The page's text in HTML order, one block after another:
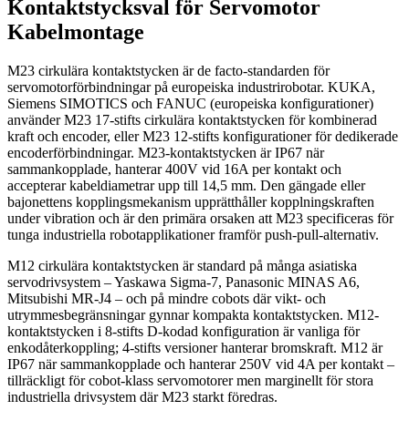
Kontaktstycksval för Servomotor
Kabelmontage
M23 cirkulära kontaktstycken är de facto-standarden för
servomotorförbindningar på europeiska industrirobotar. KUKA,
Siemens SIMOTICS och FANUC (europeiska konfigurationer)
använder M23 17-stifts cirkulära kontaktstycken för kombinerad
kraft och encoder, eller M23 12-stifts konfigurationer för dedikerade
encoderförbindningar. M23-kontaktstycken är IP67 när
sammankopplade, hanterar 400V vid 16A per kontakt och
accepterar kabeldiametrar upp till 14,5 mm. Den gängade eller
bajonettens kopplingsmekanism upprätthåller kopplningskraften
under vibration och är den primära orsaken att M23 specificeras för
tunga industriella robotapplikationer framför push-pull-alternativ.
M12 cirkulära kontaktstycken är standard på många asiatiska
servodrivsystem – Yaskawa Sigma-7, Panasonic MINAS A6,
Mitsubishi MR-J4 – och på mindre cobots där vikt- och
utrymmesbegränsningar gynnar kompakta kontaktstycken. M12-
kontaktstycken i 8-stifts D-kodad konfiguration är vanliga för
enkodåterkoppling; 4-stifts versioner hanterar bromskraft. M12 är
IP67 när sammankopplade och hanterar 250V vid 4A per kontakt –
tillräckligt för cobot-klass servomotorer men marginellt för stora
industriella drivsystem där M23 starkt föredras.